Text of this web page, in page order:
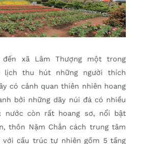
đến xã Lâm Thượng một trong
lịch thu hút những người thích
có cảnh quan thiên nhiên hoang
bởi những dãy núi đá có nhiều
nước còn rất hoang sơ, nổi bật
thôn Nặm Chắn cách trung tâm
với cấu trúc tự nhiên gồm 5 tầng